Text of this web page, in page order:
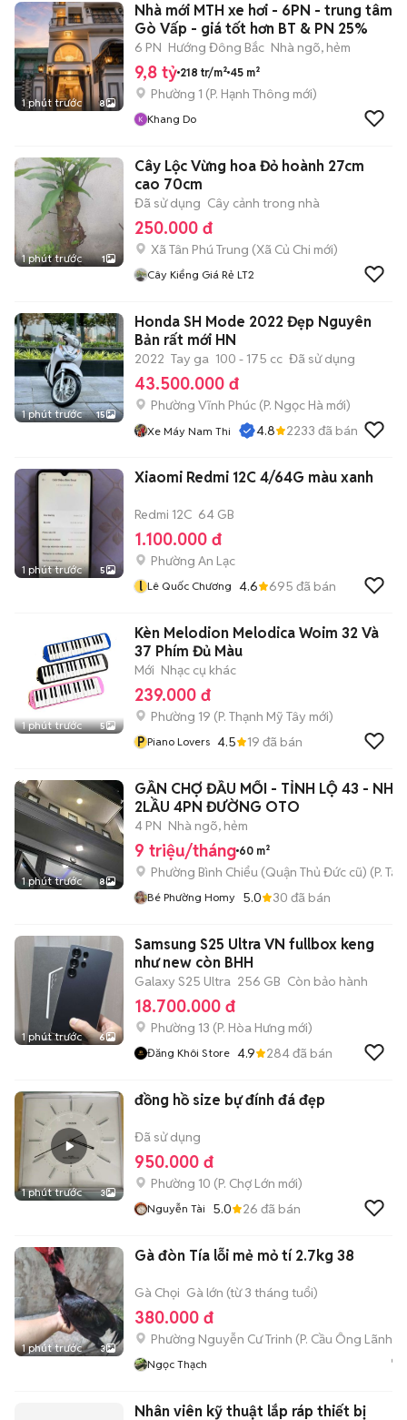
1 phút trước 8
Nhà mới MTH xe hơi - 6PN - trung tâm
Gò Vấp - giá tốt hơn BT & PN 25%
6 PN Hướng Đông Bắc Nhà ngõ, hẻm
9,8 tỷ 218 tr/m² 45 m²
Phường 1 (P. Hạnh Thông mới)
Khang Do
1 phút trước 1
Cây Lộc Vừng hoa Đỏ hoành 27cm
cao 70cm
Đã sử dụng Cây cảnh trong nhà
250.000 đ
Xã Tân Phú Trung (Xã Củ Chi mới)
Cây Kiểng Giá Rẻ LT2
1 phút trước 15
Honda SH Mode 2022 Đẹp Nguyên
Bản rất mới HN
2022 Tay ga 100 - 175 cc Đã sử dụng
43.500.000 đ
Phường Vĩnh Phúc (P. Ngọc Hà mới)
Xe Máy Nam Thi 4.8 2233 đã bán
1 phút trước 5
Xiaomi Redmi 12C 4/64G màu xanh
Redmi 12C 64 GB
1.100.000 đ
Phường An Lạc
l Lê Quốc Chương 4.6 695 đã bán
1 phút trước 5
Kèn Melodion Melodica Woim 32 Và
37 Phím Đủ Màu
Mới Nhạc cụ khác
239.000 đ
Phường 19 (P. Thạnh Mỹ Tây mới)
P Piano Lovers 4.5 19 đã bán
1 phút trước 8
GẦN CHỢ ĐẦU MỐI - TỈNH LỘ 43 -
2LẦU 4PN ĐƯỜNG OTO
4 PN Nhà ngõ, hẻm
9 triệu/tháng 60 m²
Phường Bình Chiểu (Quận Thủ Đức cũ) (P.
Bé Phường Homy 5.0 30 đã bán
1 phút trước 6
Samsung S25 Ultra VN fullbox keng
như new còn BHH
Galaxy S25 Ultra 256 GB Còn bảo hành
18.700.000 đ
Phường 13 (P. Hòa Hưng mới)
Đăng Khôi Store 4.9 284đã bán
1 phút trước 3
đồng hồ size bự đính đá đẹp
Đã sử dụng
950.000 đ
Phường 10 (P. Chợ Lớn mới)
Nguyễn Tài 5.0 26 đã bán
1 phút trước 3
Gà đòn Tía lỗi mẻ mỏ tí 2.7kg 38
Gà Chọi Gà lớn (từ 3 tháng tuổi)
380.000 đ
Phường Nguyễn Cư Trinh (P. Cầu Ông Lãnh
Ngọc Thạch
Nhân viên kỹ thuật lắp ráp thiết bị